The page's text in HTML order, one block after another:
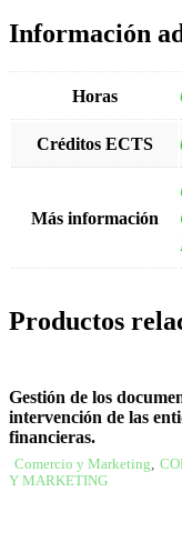
Información
Horas
Créditos ECTS
Más información
Productos
Gestión de los
intervención de las
financieras.
Comercio y Marketing,
Y MARKETING